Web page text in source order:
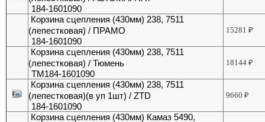
184-1601090
Корзина сцепления (430мм) 238, 7511
(лепестковая) / ПРАМО
184-1601090
15281₽
Корзина сцепления (430мм) 238, 7511
(лепестковая) / Тюмень
ТМ184-1601090
18144₽
Корзина сцепления (430мм) 238, 7511
(лепестковая)(в уп 1шт) / ZTD
184-1601090
9660₽
Корзина сцепления (430мм) Камаз 5490,